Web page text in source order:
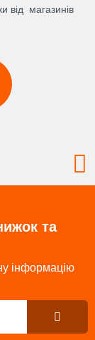
від магазинів
та
інформацію
Submit